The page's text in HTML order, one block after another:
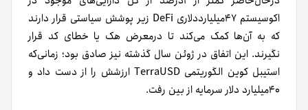
اکوسیستم ۴۷میلیارد‌دلاری DeFi زیر پوشش سیاستی قرار دارند
که به آن‌ها کمک می‌کند تا درمعرض هک یا خطای کد قرار
نگیرند. این اتفاق در ژوئن سال گذشته نیز صادق بود؛ زمانی‌که
استیبل کوین الگوریتمی TerraUSD ارزشش را از دست داد و
۴۰میلیارد دلار سرمایه از بین رفت.